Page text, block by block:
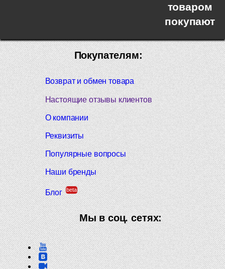
товаром
покупают
Покупателям:
Возврат и обмен товара
Настоящие отзывы клиентов
О компании
Реквизиты
Популярные вопросы
Наши бренды
Блог beta
Мы в соц. сетях: